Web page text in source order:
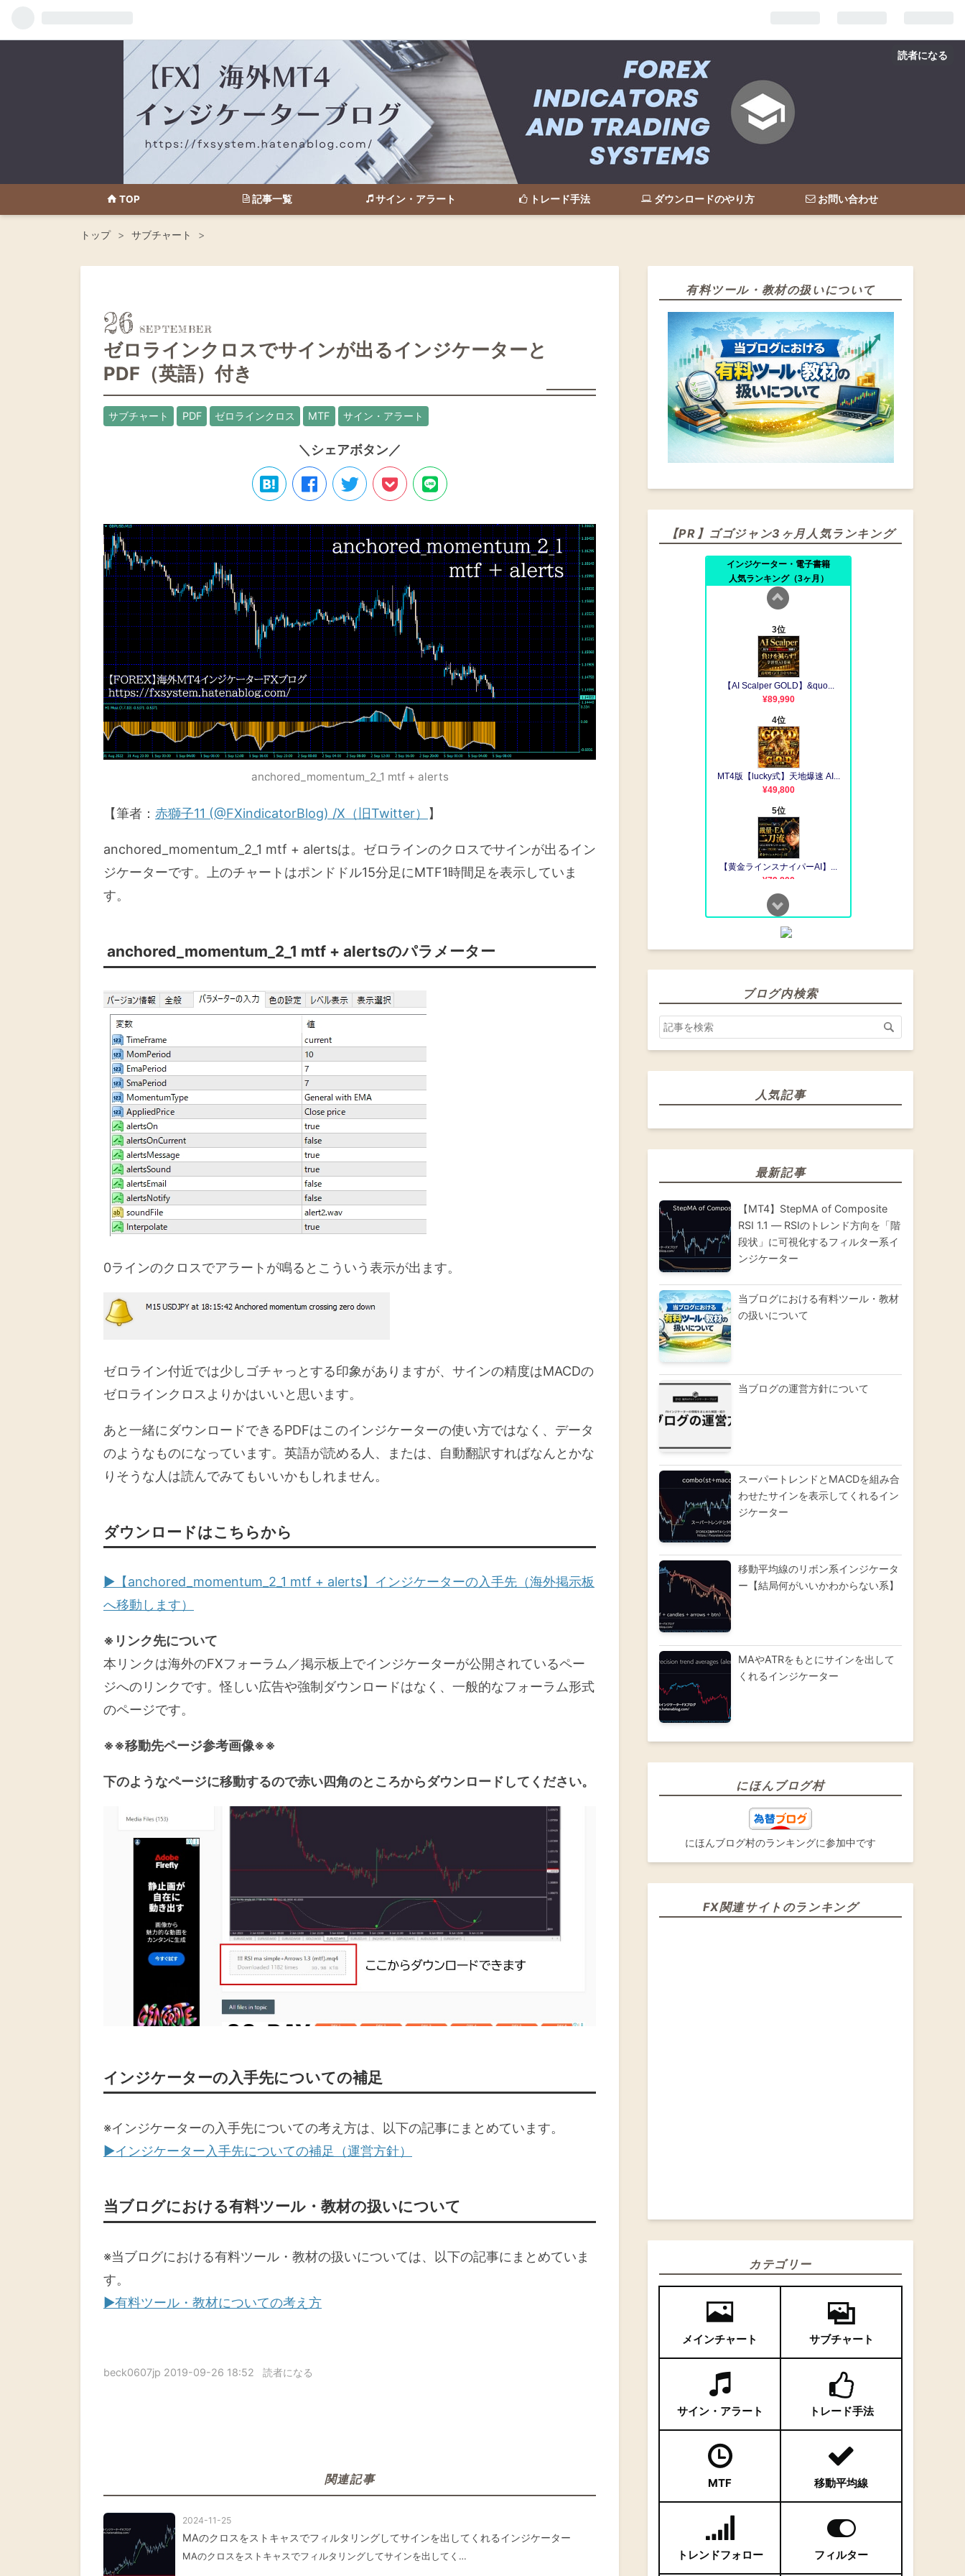
読者になる
TOP 記事一覧 サイン・アラート トレード手法 ダウンロードのやり方 お問い合わせ
トップ > サブチャート >
26
ゼロラインクロスでサインが出るインジケーターと
PDF（英語）付き
サブチャート PDF ゼロラインクロス MTF サイン・アラート
＼シェアボタン／
anchored_momentum_2_1 mtf + alerts
【筆者： 赤獅子11 (@FXindicatorBlog) /X（旧Twitter） 】
anchored_momentum_2_1 mtf + alertsは。ゼロラインのクロスでサインが出るイン
ジケーターです。上のチャートはポンドドル15分足にMTF1時間足を表示していま
す。
anchored_momentum_2_1 mtf + alertsのパラメーター
0ラインのクロスでアラートが鳴るとこういう表示が出ます。
ゼロライン付近では少しゴチャっとする印象がありますが、サインの精度はMACDの
ゼロラインクロスよりかはいいと思います。
あと一緒にダウンロードできるPDFはこのインジケーターの使い方ではなく、データ
のようなものになっています。英語が読める人、または、自動翻訳すればなんとかな
りそうな人は読んでみてもいいかもしれません。
ダウンロードはこちらから
▶【anchored_momentum_2_1 mtf + alerts】インジケーターの入手先（海外掲示板
へ移動します）
※リンク先について
本リンクは海外のFXフォーラム／掲示板上でインジケーターが公開されているペー
ジへのリンクです。怪しい広告や強制ダウンロードはなく、一般的なフォーラム形式
のページです。
※※移動先ページ参考画像※※
下のようなページに移動するので赤い四角のところからダウンロードしてください。
インジケーターの入手先についての補足
※インジケーターの入手先についての考え方は、以下の記事にまとめています。
▶インジケーター入手先についての補足（運営方針）
当ブログにおける有料ツール・教材の扱いについて
※当ブログにおける有料ツール・教材の扱いについては、以下の記事にまとめていま
す。
▶有料ツール・教材についての考え方
beck0607jp 2019-09-26 18:52 読者になる
関連記事
2024-11-25
MAのクロスをストキャスでフィルタリングしてサインを出してくれるインジケーター
MAのクロスをストキャスでフィルタリングしてサインを出してく…
有料ツール・教材の扱いについて
【PR】ゴゴジャン3ヶ月人気ランキング
ブログ内検索
人気記事
最新記事
【MT4】StepMA of Composite
RSI 1.1 ― RSIのトレンド方向を「階
段状」に可視化するフィルター系イ
ンジケーター
当ブログにおける有料ツール・教材
の扱いについて
当ブログの運営方針について
スーパートレンドとMACDを組み合
わせたサインを表示してくれるイン
ジケーター
移動平均線のリボン系インジケータ
ー【結局何がいいかわからない系】
MAやATRをもとにサインを出して
くれるインジケーター
にほんブログ村
にほんブログ村のランキングに参加中です
FX関連サイトのランキング
カテゴリー
メインチャート サブチャート
サイン・アラート トレード手法
MTF 移動平均線
トレンドフォロー フィルター